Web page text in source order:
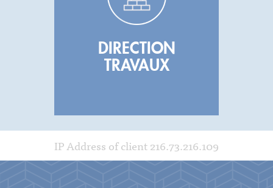
DIRECTION
TRAVAUX
IP Address of client 216.73.216.109